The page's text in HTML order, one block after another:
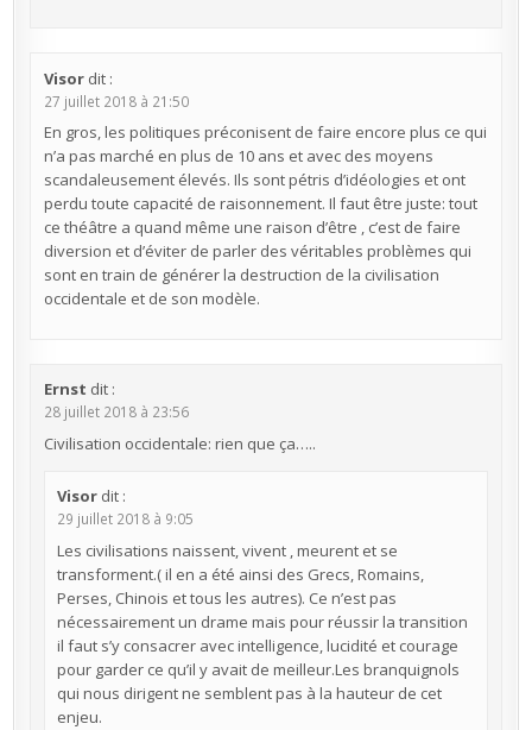
Visor dit :
27 juillet 2018 à 21:50
En gros, les politiques préconisent de faire encore plus ce qui
n’a pas marché en plus de 10 ans et avec des moyens
scandaleusement élevés. Ils sont pétris d’idéologies et ont
perdu toute capacité de raisonnement. Il faut être juste: tout
ce théâtre a quand même une raison d’être , c’est de faire
diversion et d’éviter de parler des véritables problèmes qui
sont en train de générer la destruction de la civilisation
occidentale et de son modèle.
Ernst dit :
28 juillet 2018 à 23:56
Civilisation occidentale: rien que ça…..
Visor dit :
29 juillet 2018 à 9:05
Les civilisations naissent, vivent , meurent et se
transforment.( il en a été ainsi des Grecs, Romains,
Perses, Chinois et tous les autres). Ce n’est pas
nécessairement un drame mais pour réussir la transition
il faut s’y consacrer avec intelligence, lucidité et courage
pour garder ce qu’il y avait de meilleur.Les branquignols
qui nous dirigent ne semblent pas à la hauteur de cet
enjeu.